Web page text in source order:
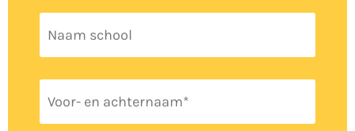
Naam
school
Voor-
en